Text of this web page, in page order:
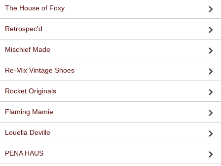
The House of Foxy
Retrospec'd
Mischief Made
Re-Mix Vintage Shoes
Rocket Originals
Flaming Mamie
Louella Deville
PENA HAUS